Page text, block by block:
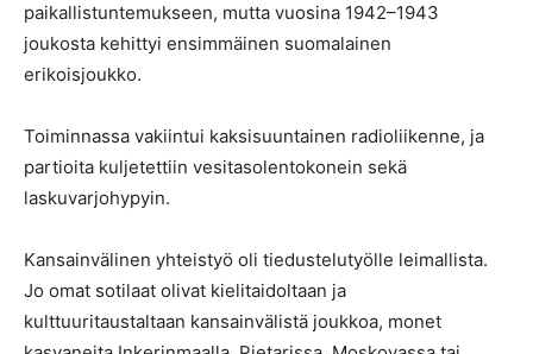
paikallistuntemukseen, mutta vuosina 1942–1943
joukosta kehittyi ensimmäinen suomalainen
erikoisjoukko.
Toiminnassa vakiintui kaksisuuntainen radioliikenne, ja
partioita kuljetettiin vesitasolentokonein sekä
laskuvarjohypyin.
Kansainvälinen yhteistyö oli tiedustelutyölle leimallista.
Jo omat sotilaat olivat kielitaidoltaan ja
kulttuuritaustaltaan kansainvälistä joukkoa, monet